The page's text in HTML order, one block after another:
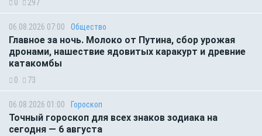
0 297
06.08.2026 07:00 Общество
Главное за ночь. Молоко от Путина, сбор урожая
дронами, нашествие ядовитых каракурт и древние
катакомбы
0 73
06.08.2026 01:00 Гороскоп
Точный гороскоп для всех знаков зодиака на
сегодня — 6 августа